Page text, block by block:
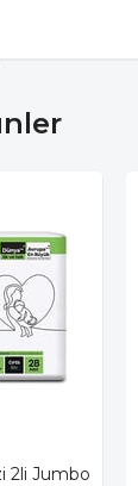
2li Jumbo